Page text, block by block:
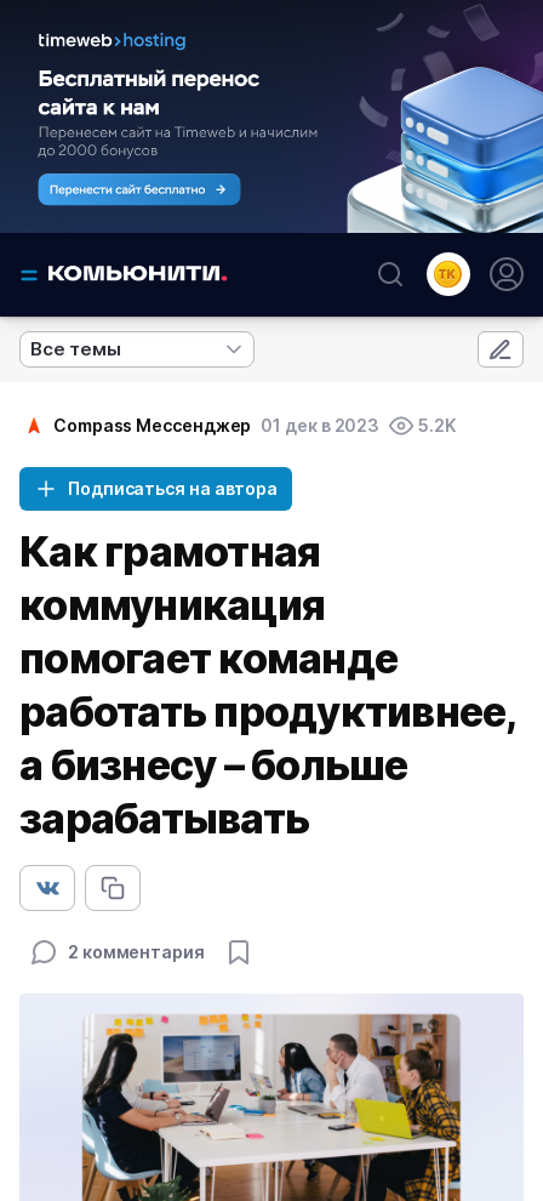
Все темы
Compass Мессенджер 01 дек в 2023 5.2K
Подписаться на автора
Как грамотная
коммуникация
помогает команде
работать продуктивнее,
а бизнесу – больше
зарабатывать
2 комментария